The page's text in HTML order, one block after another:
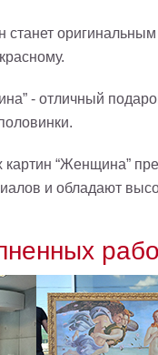
- отличный
“Женщина”
и обладают